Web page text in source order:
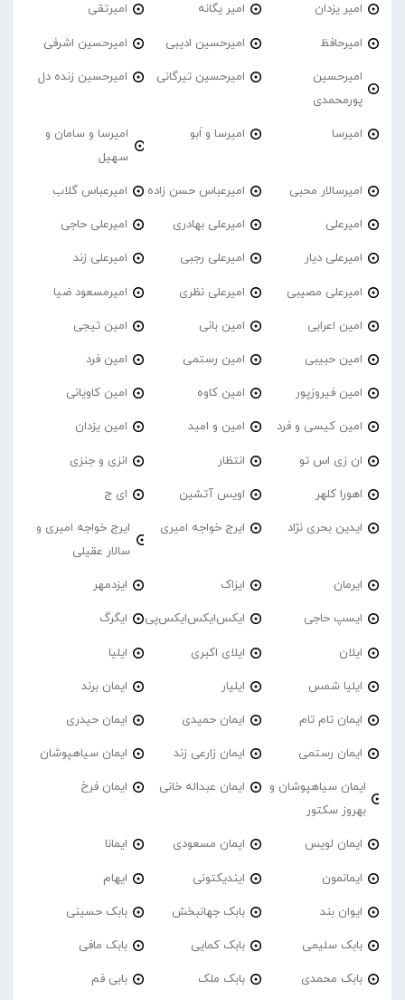
امیر یزدان امیر یگانه امیرتقی
امیرحافظ امیرحسین ادیبی امیرحسین اشرفی
امیرحسین
پورمحمدی
امیرحسین تیرگانی امیرحسین زنده دل
امیرسا امیرسا و اَبو
امیرسا و سامان و
سهیل
امیرسالار محبی امیرعباس حسن زاده امیرعباس گلاب
امیرعلی امیرعلی بهادری امیرعلی حاجی
امیرعلی دیار امیرعلی رجبی امیرعلی زند
امیرعلی مصیبی امیرعلی نظری امیرمسعود ضیا
امین اعرابی امین بانی امین تیجی
امین حبیبی امین رستمی امین فرد
امین فیروزپور امین کاوه امین کاویانی
امین کیسی و فرد امین و امید امین یزدان
ان زی اس تو انتظار انزی و جنزی
اهورا کلهر اویس آتشین ای ج
ایدین بحری نژاد ایرج خواجه امیری
ایرج خواجه امیری و
سالار عقیلی
ایرمان ایزاک ایزدمهر
ایسپ حاجی ایکس‌ایکس‌ایکس‌پی ایگرگ
ایلان ایلای اکبری ایلیا
ایلیا شمس ایلیار ایمان برند
ایمان تام تام ایمان حمیدی ایمان حیدری
ایمان رستمی ایمان زارعی زند ایمان سیاهپوشان
ایمان سیاهپوشان و
بهروز سکتور
ایمان عبداله خانی ایمان فرخ
ایمان لویس ایمان مسعودی ایمانا
ایمانمون ایندیکتونی ایهام
ایوان بند بابک جهانبخش بابک حسینی
بابک سلیمی بابک کمایی بابک مافی
بابک محمدی بابک ملک بابی فم